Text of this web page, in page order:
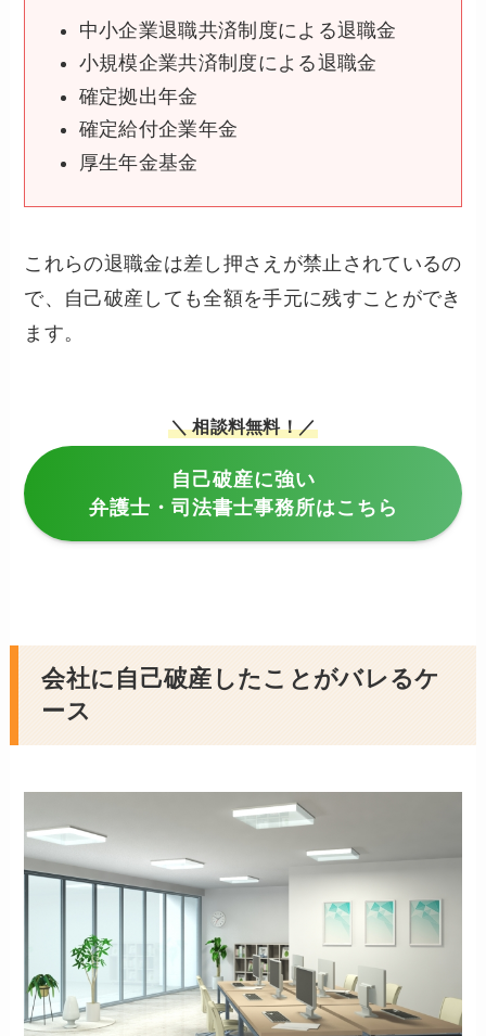
中小企業退職共済制度による退職金
小規模企業共済制度による退職金
確定拠出年金
確定給付企業年金
厚生年金基金
これらの退職金は差し押さえが禁止されているの
で、自己破産しても全額を手元に残すことができ
ます。
＼ 相談料無料！／
自己破産に強い
弁護士・司法書士事務所はこちら
会社に自己破産したことがバレるケ
ース